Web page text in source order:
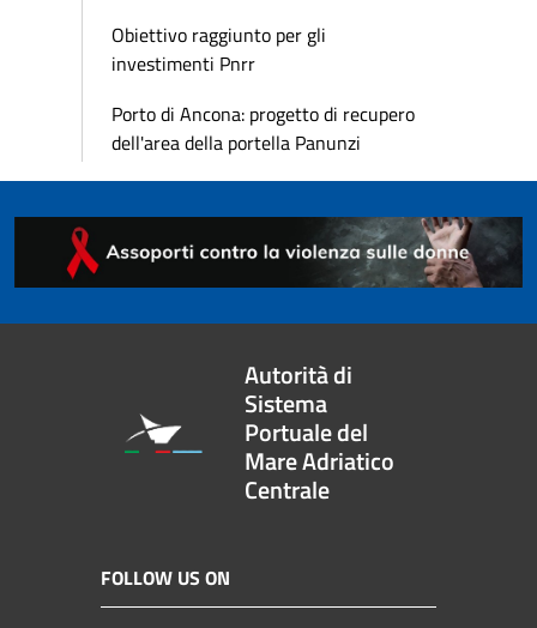
Obiettivo raggiunto per gli
investimenti Pnrr
Porto di Ancona: progetto di recupero
dell'area della portella Panunzi
Autorità di
Sistema
Portuale del
Mare Adriatico
Centrale
FOLLOW US ON